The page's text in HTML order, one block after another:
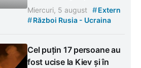
Miercuri, 5 august #Extern
#Război Rusia - Ucraina
Cel puțin 17 persoane au
fost ucise la Kiev și în